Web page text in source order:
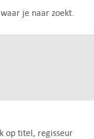
je naar zoekt.
op titel, regisseur